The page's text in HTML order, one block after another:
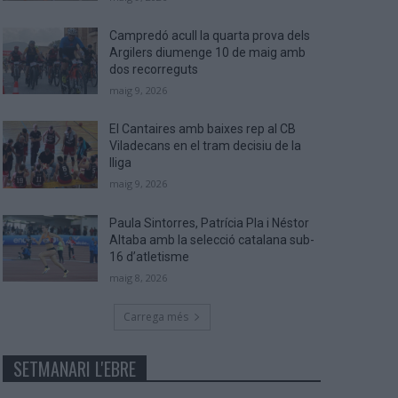
Campredó acull la quarta prova dels
Argilers diumenge 10 de maig amb
dos recorreguts
maig 9, 2026
El Cantaires amb baixes rep al CB
Viladecans en el tram decisiu de la
lliga
maig 9, 2026
Paula Sintorres, Patrícia Pla i Néstor
Altaba amb la selecció catalana sub-
16 d’atletisme
maig 8, 2026
Carrega més
SETMANARI L'EBRE